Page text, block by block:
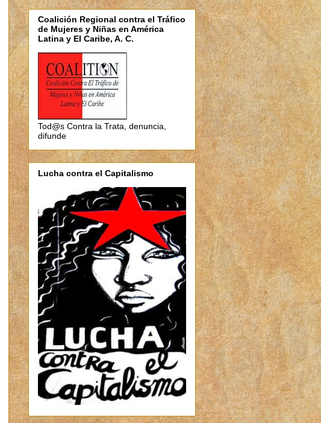
Coalición Regional contra el Tráfico
de Mujeres y Niñas en América
Latina y El Caribe, A. C.
Tod@s Contra la Trata, denuncia,
difunde
Lucha contra el Capitalismo